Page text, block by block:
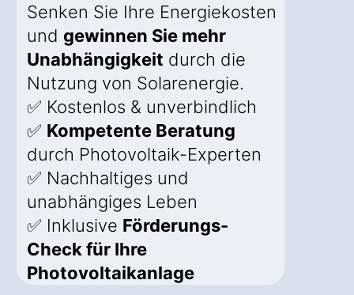
Senken Sie Ihre Energiekosten
und gewinnen Sie mehr
Unabhängigkeit durch die
Nutzung von Solarenergie.
✅ Kostenlos & unverbindlich
✅ Kompetente Beratung
durch Photovoltaik-Experten
✅ Nachhaltiges und
unabhängiges Leben
✅ Inklusive Förderungs-
Check für Ihre
Photovoltaikanlage